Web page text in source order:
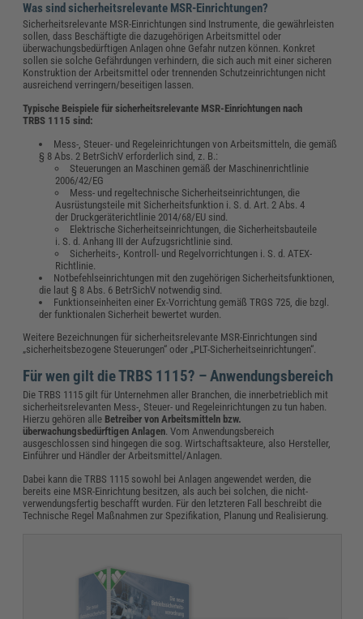
Was sind sicherheitsrelevante MSR-Einrichtungen?
Sicherheitsrelevante MSR-Einrichtungen sind Instrumente, die gewährleisten
sollen, dass Beschäftigte die dazugehörigen Arbeitsmittel oder
überwachungsbedürftigen Anlagen ohne Gefahr nutzen können. Konkret
sollen sie solche Gefährdungen verhindern, die sich auch mit einer sicheren
Konstruktion der Arbeitsmittel oder trennenden Schutzeinrichtungen nicht
ausreichend verringern/beseitigen lassen.
Typische Beispiele für sicherheitsrelevante MSR-Einrichtungen nach
TRBS 1115 sind:
Mess-, Steuer- und Regeleinrichtungen von Arbeitsmitteln, die gemäß
§ 8 Abs. 2 BetrSichV erforderlich sind, z. B.:
Steuerungen an Maschinen gemäß der Maschinenrichtlinie
2006/42/EG
Mess- und regeltechnische Sicherheitseinrichtungen, die
Ausrüstungsteile mit Sicherheitsfunktion i. S. d. Art. 2 Abs. 4
der Druckgeräterichtlinie 2014/68/EU sind.
Elektrische Sicherheitseinrichtungen, die Sicherheitsbauteile
i. S. d. Anhang III der Aufzugsrichtlinie sind.
Sicherheits-, Kontroll- und Regelvorrichtungen i. S. d. ATEX-
Richtlinie.
Notbefehlseinrichtungen mit den zugehörigen Sicherheitsfunktionen,
die laut § 8 Abs. 6 BetrSichV notwendig sind.
Funktionseinheiten einer Ex-Vorrichtung gemäß TRGS 725, die bzgl.
der funktionalen Sicherheit bewertet wurden.
Weitere Bezeichnungen für sicherheitsrelevante MSR-Einrichtungen sind
„sicherheitsbezogene Steuerungen“ oder „PLT-Sicherheitseinrichtungen“.
Für wen gilt die TRBS 1115? – Anwendungsbereich
Die TRBS 1115 gilt für Unternehmen aller Branchen, die innerbetrieblich mit
sicherheitsrelevanten Mess-, Steuer- und Regeleinrichtungen zu tun haben.
Hierzu gehören alle Betreiber von Arbeitsmitteln bzw.
überwachungsbedürftigen Anlagen . Vom Anwendungsbereich
ausgeschlossen sind hingegen die sog. Wirtschaftsakteure, also Hersteller,
Einführer und Händler der Arbeitsmittel/Anlagen.
Dabei kann die TRBS 1115 sowohl bei Anlagen angewendet werden, die
bereits eine MSR-Einrichtung besitzen, als auch bei solchen, die nicht-
verwendungsfertig beschafft wurden. Für den letzteren Fall beschreibt die
Technische Regel Maßnahmen zur Spezifikation, Planung und Realisierung.